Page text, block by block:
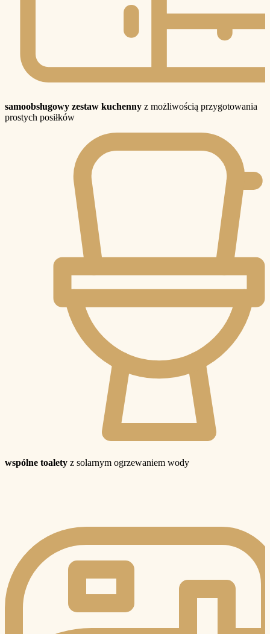
samoobsługowy zestaw kuchenny z możliwością przygotowania
prostych posiłków
wspólne toalety z solarnym ogrzewaniem wody